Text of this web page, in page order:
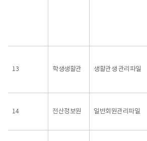
13 학생생활관 생활관생 관리파일
14 전산정보원 일반회원관리파일